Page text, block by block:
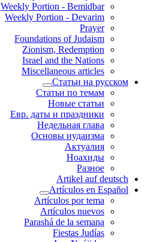
Weekly Portion - Bemidbar
Weekly Portion - Devarim
Prayer
Foundations of Judaism
Zionism, Redemption
Israel and the Nations
Miscellaneous articles
Статьи на русском
Статьи по темам
Новые статьи
Евр. даты и праздники
Недельная глава
Основы иудаизма
Актуалия
Ноахиды
Разное
Artikel auf deutsch
Artículos en Español
Artículos por tema
Artículos nuevos
Parashá de la semana
Fiestas Judías